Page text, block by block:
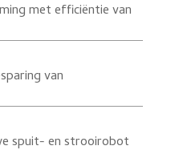
met efficiëntie van
van
spuit- en strooirobot